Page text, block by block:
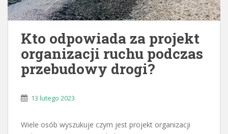
Kto odpowiada za projekt
organizacji ruchu podczas
przebudowy drogi?
13 lutego 2023
Wiele osób wyszukuje czym jest projekt organizacji